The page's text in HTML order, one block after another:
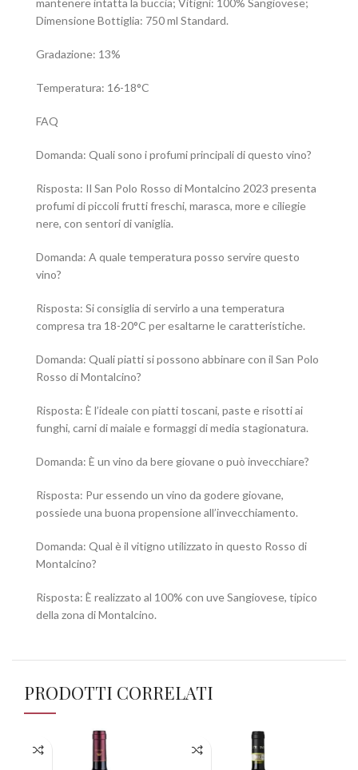
mantenere intatta la buccia; Vitigni: 100% Sangiovese;
Dimensione Bottiglia: 750 ml Standard.
Gradazione: 13%
Temperatura: 16-18°C
FAQ
Domanda: Quali sono i profumi principali di questo vino?
Risposta: Il San Polo Rosso di Montalcino 2023 presenta
profumi di piccoli frutti freschi, marasca, more e ciliegie
nere, con sentori di vaniglia.
Domanda: A quale temperatura posso servire questo
vino?
Risposta: Si consiglia di servirlo a una temperatura
compresa tra 18-20°C per esaltarne le caratteristiche.
Domanda: Quali piatti si possono abbinare con il San Polo
Rosso di Montalcino?
Risposta: È l’ideale con piatti toscani, paste e risotti ai
funghi, carni di maiale e formaggi di media stagionatura.
Domanda: È un vino da bere giovane o può invecchiare?
Risposta: Pur essendo un vino da godere giovane,
possiede una buona propensione all’invecchiamento.
Domanda: Qual è il vitigno utilizzato in questo Rosso di
Montalcino?
Risposta: È realizzato al 100% con uve Sangiovese, tipico
della zona di Montalcino.
PRODOTTI CORRELATI